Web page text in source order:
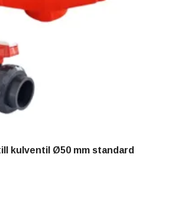
kulventil Ø50 mm standard